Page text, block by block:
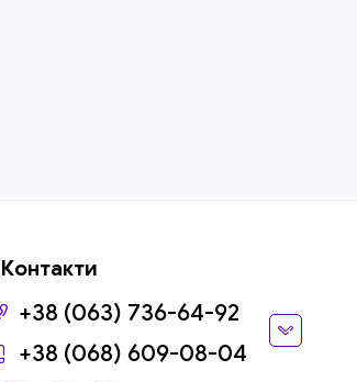
Контакти
+38 (063) 736-64-92
+38 (068) 609-08-04